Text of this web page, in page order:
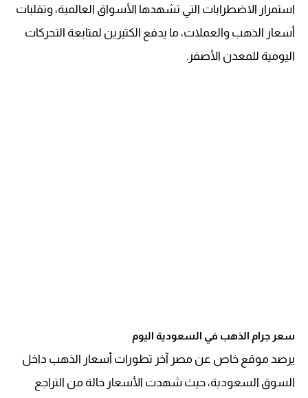
استمرار الاضطرابات التي تشهدها الأسواق العالمية، وتقلبات
أسعار الذهب والعملات، ما يدفع الكثيرين لمتابعة التحركات
اليومية للمعدن الأصفر.
سعر جرام الذهب في السعودية اليوم
يرصد موقع خاص عن مصر آخر تطورات أسعار الذهب داخل
السوق السعودية، حيث شهدت الأسعار حالة من التراجع